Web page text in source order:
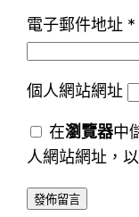
電子郵件地址 *
個人網站網址
在瀏覽器中
人網站網址，